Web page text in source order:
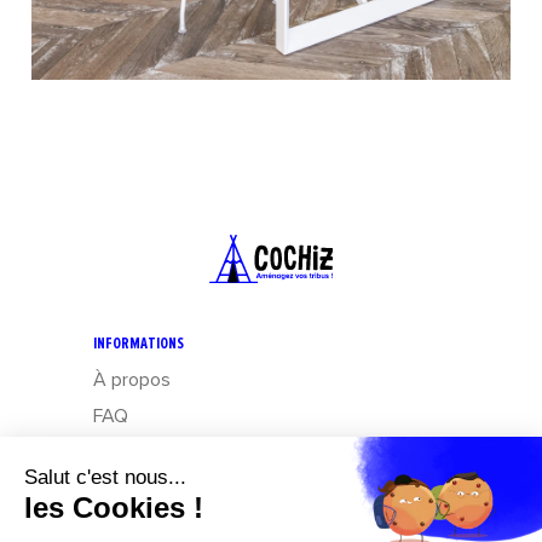
INFORMATIONS
À propos
FAQ
Mentions légales
Données personnelles : Exercez vos droits